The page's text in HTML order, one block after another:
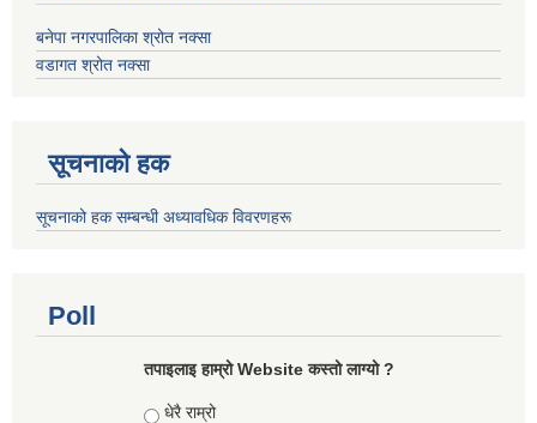
बनेपा नगरपालिका श्रोत नक्सा
वडागत श्रोत नक्सा
सूचनाको हक
सूचनाको हक सम्बन्धी अध्यावधिक विवरणहरू
Poll
तपाइलाइ हाम्रो Website कस्तो लाग्यो ?
Choices
धेरै राम्रो